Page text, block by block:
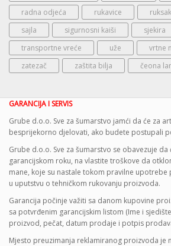
radna odjeća
rukavice ruksak
sajla
sigurnosni kaiši
sjekira
transportne vreće
uže
vrtne
zatezač
zaštita bilja čeona
GARANCIJA I SERVIS
Grube d.o.o. Sve za šumarstvo jamći da će za
besprijekorno djelovati, ako budete postupali
Grube d.o.o. Sve za šumarstvo se obavezuje da
garancijskom roku, na vlastite troškove da
mane, koje su nastale tokom pravilne
u uputstvu o tehničkom rukovanju proizvoda.
Garancija počinje važiti sa danom kupovine
sa potvrđenim garancijskim listom (Ime i
proizvod, pečat, datum prodaje i potpis
Mjesto preuzimanja reklamiranog proizvoda je